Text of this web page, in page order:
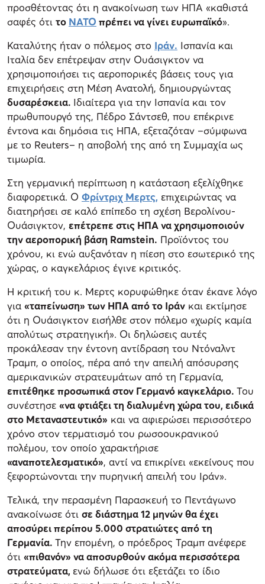
προσθέτοντας ότι η ανακοίνωση των ΗΠΑ «καθιστά
σαφές ότι το ΝΑΤΟ πρέπει να γίνει ευρωπαϊκό».
Καταλύτης ήταν ο πόλεμος στο Ιράν. Ισπανία και
Ιταλία δεν επέτρεψαν στην Ουάσιγκτον να
χρησιμοποιήσει τις αεροπορικές βάσεις τους για
επιχειρήσεις στη Μέση Ανατολή, δημιουργώντας
δυσαρέσκεια. Ιδιαίτερα για την Ισπανία και τον
πρωθυπουργό της, Πέδρο Σάντσεθ, που επέκρινε
έντονα και δημόσια τις ΗΠΑ, εξεταζόταν –σύμφωνα
με το Reuters– η αποβολή της από τη Συμμαχία ως
τιμωρία.
Στη γερμανική περίπτωση η κατάσταση εξελίχθηκε
διαφορετικά. Ο Φρίντριχ Μερτς, επιχειρώντας να
διατηρήσει σε καλό επίπεδο τη σχέση Βερολίνου-
Ουάσιγκτον, επέτρεπε στις ΗΠΑ να χρησιμοποιούν
την αεροπορική βάση Ramstein. Προϊόντος του
χρόνου, κι ενώ αυξανόταν η πίεση στο εσωτερικό της
χώρας, ο καγκελάριος έγινε κριτικός.
Η κριτική του κ. Μερτς κορυφώθηκε όταν έκανε λόγο
για «ταπείνωση» των ΗΠΑ από το Ιράν και εκτίμησε
ότι η Ουάσιγκτον εισήλθε στον πόλεμο «χωρίς καμία
απολύτως στρατηγική». Οι δηλώσεις αυτές
προκάλεσαν την έντονη αντίδραση του Ντόναλντ
Τραμπ, ο οποίος, πέρα από την απειλή απόσυρσης
αμερικανικών στρατευμάτων από τη Γερμανία,
επιτέθηκε προσωπικά στον Γερμανό καγκελάριο. Του
συνέστησε «να φτιάξει τη διαλυμένη χώρα του, ειδικά
στο Μεταναστευτικό» και να αφιερώσει περισσότερο
χρόνο στον τερματισμό του ρωσοουκρανικού
πολέμου, τον οποίο χαρακτήρισε
«αναποτελεσματικό», αντί να επικρίνει «εκείνους που
ξεφορτώνονται την πυρηνική απειλή του Ιράν».
Τελικά, την περασμένη Παρασκευή το Πεντάγωνο
ανακοίνωσε ότι σε διάστημα 12 μηνών θα έχει
αποσύρει περίπου 5.000 στρατιώτες από τη
Γερμανία. Την επομένη, ο πρόεδρος Τραμπ ανέφερε
ότι «πιθανόν» να αποσυρθούν ακόμα περισσότερα
στρατεύματα, ενώ δήλωσε ότι εξετάζει το ίδιο